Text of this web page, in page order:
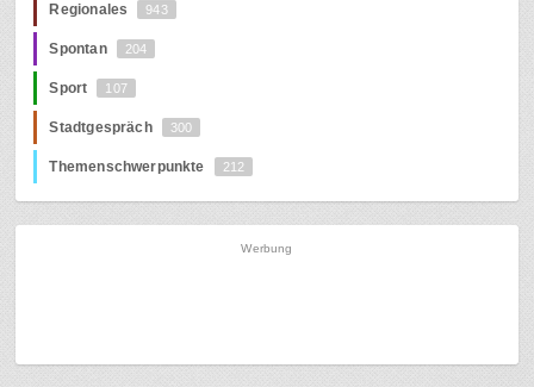
Regionales 943
Spontan 204
Sport 107
Stadtgespräch 300
Themenschwerpunkte 212
Werbung